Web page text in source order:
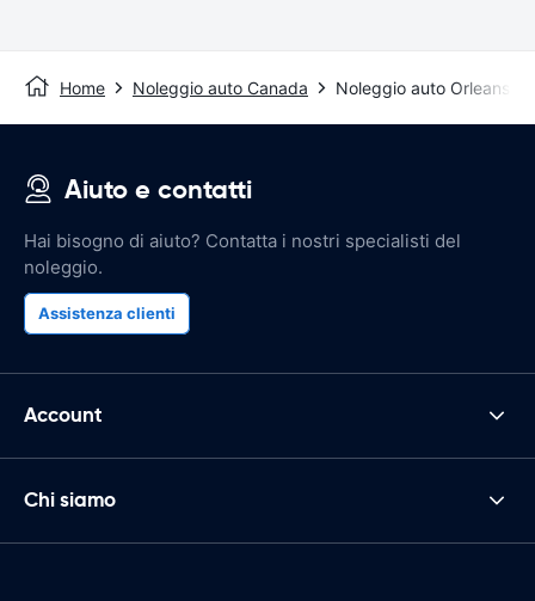
Home Noleggio auto Canada Noleggio auto Orleans
Aiuto e contatti
Hai bisogno di aiuto? Contatta i nostri specialisti del
noleggio.
Assistenza clienti
Account
Chi siamo